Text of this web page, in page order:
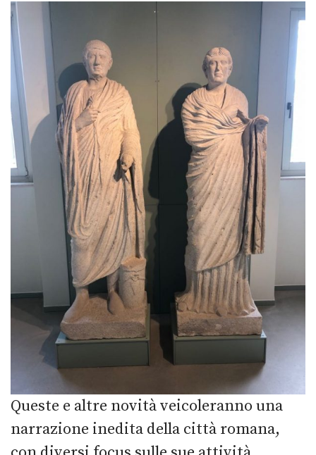
Queste e altre novità veicoleranno una
narrazione inedita della città romana,